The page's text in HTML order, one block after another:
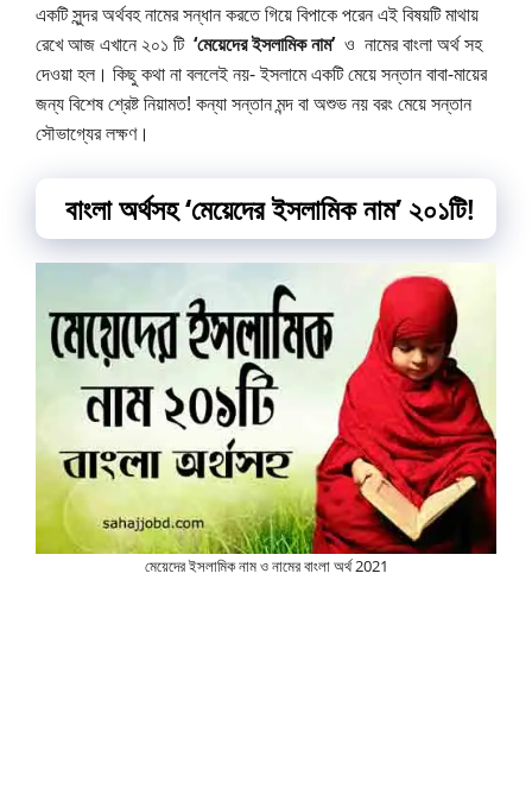
একটি সুন্দর অর্থবহ নামের সন্ধান করতে গিয়ে বিপাকে পরেন এই বিষয়টি মাথায়
রেখে আজ এখানে ২০১ টি ‘মেয়েদের ইসলামিক নাম’ও নামের বাংলা অর্থ সহ
দেওয়া হল। কিছু কথা না বললেই নয়- ইসলামে একটি মেয়ে সন্তান বাবা-মায়ের
জন্য বিশেষ শ্রেষ্ট নিয়ামত! কন্যা সন্তান মন্দ বা অশুভ নয় বরং মেয়ে সন্তান
সৌভাগ্যের লক্ষণ।
বাংলা অর্থসহ‘মেয়েদের ইসলামিক নাম’ ২০১টি!
মেয়েদের ইসলামিক নাম ও নামের বাংলা অর্থ 2021